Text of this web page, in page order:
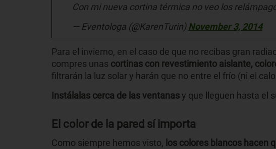
Con mi nueva cortina térmica no veo los
— Eventologa (@KarenTurin)November 3, 2014
Para el invierno, en el caso de que no recibas gran
compres unas cortinas con revestimiento aislante,
filtrarán la luz solar y harán que no entre el frío (ni el
Instálalas cerca de las ventanasy que lleguen hasta el
El color de la pared sí importa
Como siempre hemos visto, los colores blancos hacen